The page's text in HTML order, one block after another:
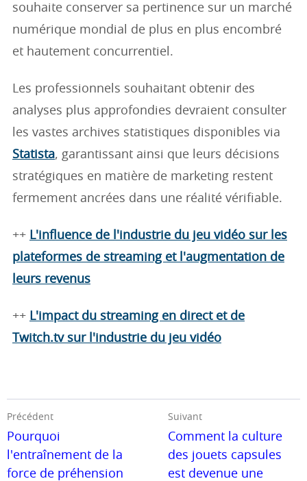
souhaite conserver sa pertinence sur un marché
numérique mondial de plus en plus encombré
et hautement concurrentiel.
Les professionnels souhaitant obtenir des
analyses plus approfondies devraient consulter
les vastes archives statistiques disponibles via
Statista, garantissant ainsi que leurs décisions
stratégiques en matière de marketing restent
fermement ancrées dans une réalité vérifiable.
++ L'influence de l'industrie du jeu vidéo sur les
plateformes de streaming et l'augmentation de
leurs revenus
++ L'impact du streaming en direct et de
Twitch.tv sur l'industrie du jeu vidéo
Précédent
Pourquoi
l'entraînement de la
force de préhension
Suivant
Comment la culture
des jouets capsules
est devenue une